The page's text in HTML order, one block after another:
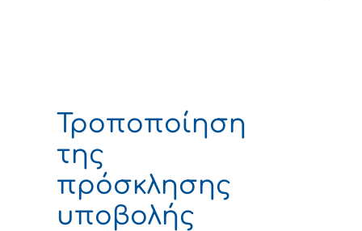
Τροποποίηση
της
πρόσκλησης
υποβολής